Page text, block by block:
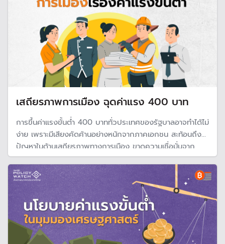
เสถียรภาพการเมือง ฉุดค่าแรง 400 บาท
การขึ้นค่าแรงขั้นต่ำ 400 บาททั่วประเทศของรัฐบาลอาจทำได้ไม่
ง่าย เพราะมีเสียงคัดค้านอย่างหนักจากภาคเอกชน สะท้อนถึง
ปัญหาในด้านเสถียรภาพทางการเมือง ขาดความเชื่อมั่นจาก
ประชาชน